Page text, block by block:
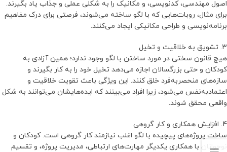
اصول مهندسی، کدنویسی، و مکانیک را به شکلی عملی و جذاب یاد بگیرند.
برای مثال، روبات‌هایی که با لگو ساخته می‌شوند، فرصتی برای درک مفاهیم
برنامه‌نویسی و طراحی مکانیکی ایجاد می‌کنند.
3. تشویق به خلاقیت و تخیل
هیچ قانون سختی در مورد ساختن با لگو وجود ندارد؛ همین آزادی به
کودکان و حتی بزرگسالان اجازه می‌دهد تخیل خود را به کار بگیرند و
سازه‌های منحصربه‌فرد خلق کنند. این ویژگی باعث تقویت خلاقیت و
اعتمادبه‌نفس می‌شود، زیرا افراد می‌بینند که ایده‌هایشان می‌توانند به شکل
واقعی محقق شوند.
4. افزایش همکاری و کار گروهی
ساخت پروژه‌های پیچیده با لگو اغلب نیازمند کار گروهی است. کودکان و
نوجوانان با همکاری یکدیگر مهارت‌های ارتباطی، مدیریت پروژه، و تقسیم